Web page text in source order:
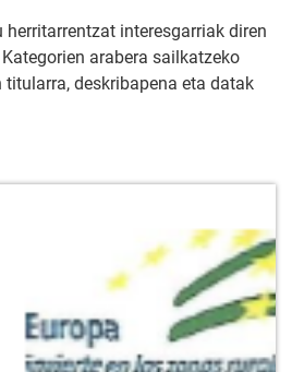
interesgarriak diren
arabera sailkatzeko
titularra, deskribapena eta datak